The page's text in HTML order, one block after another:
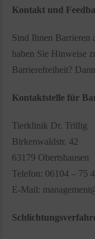
Kontakt und
Sind Ihnen Barrieren
haben Sie Hinweise
Barrierefreiheit?
Kontaktstelle für
Tierklinik Dr. Trillig
Birkenwaldstr. 42
63179 Obertshausen
Telefon: 06104 – 75
E-Mail: